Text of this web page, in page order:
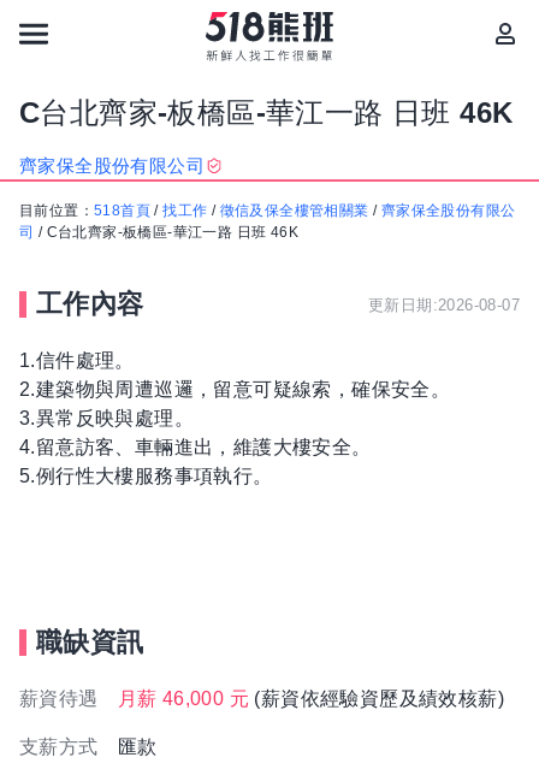
C台北齊家-板橋區-華江一路 日班 46K
齊家保全股份有限公司
目前位置： 518首頁 /找工作 / 徵信及保全樓管相關業 / 齊家保全股份有限公
司 / C台北齊家-板橋區-華江一路 日班 46K
工作內容 更新日期:2026-08-07
1.信件處理。
2.建築物與周遭巡邏，留意可疑線索，確保安全。
3.異常反映與處理。
4.留意訪客、車輛進出，維護大樓安全。
5.例行性大樓服務事項執行。
職缺資訊
薪資待遇 月薪 46,000 元 (薪資依經驗資歷及績效核薪)
支薪方式 匯款